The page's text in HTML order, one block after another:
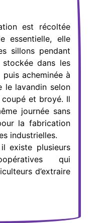
est récoltée
essentielle, elle
sillons pendant
dans les
acheminée à
le lavandin selon
et broyé. Il
journée sans
la fabrication
industrielles.
existe plusieurs
qui
d’extraire